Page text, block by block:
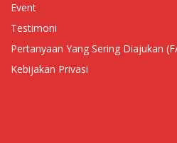
Event
Testimoni
Pertanyaan Yang Sering Diajukan
Kebijakan Privasi